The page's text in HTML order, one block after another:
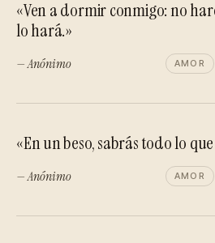
«Ven a dormir conmigo: no
lo hará.»
— Anónimo AMOR
«En un beso, sabrás todo lo
— Anónimo AMOR